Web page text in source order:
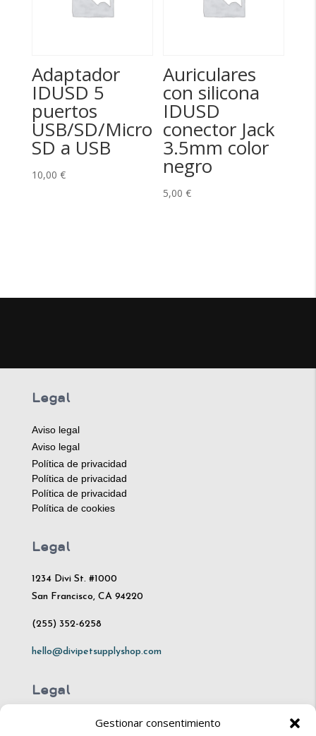
Gestionar consentimiento
Adaptador
IDUSD 5
puertos
USB/SD/Micro
SD a USB
10,00 €
Auriculares
con silicona
IDUSD
conector Jack
3.5mm color
negro
5,00€
Legal
Aviso legal
Aviso legal
Política de privacidad
Política de privacidad
Política de privacidad
Política de cookies
Legal
1234 Divi St. #1000
San Francisco, CA 94220
(255) 352-6258
hello@divipetsupplyshop.com
Legal
Mon – Fri: 10am – 8pm